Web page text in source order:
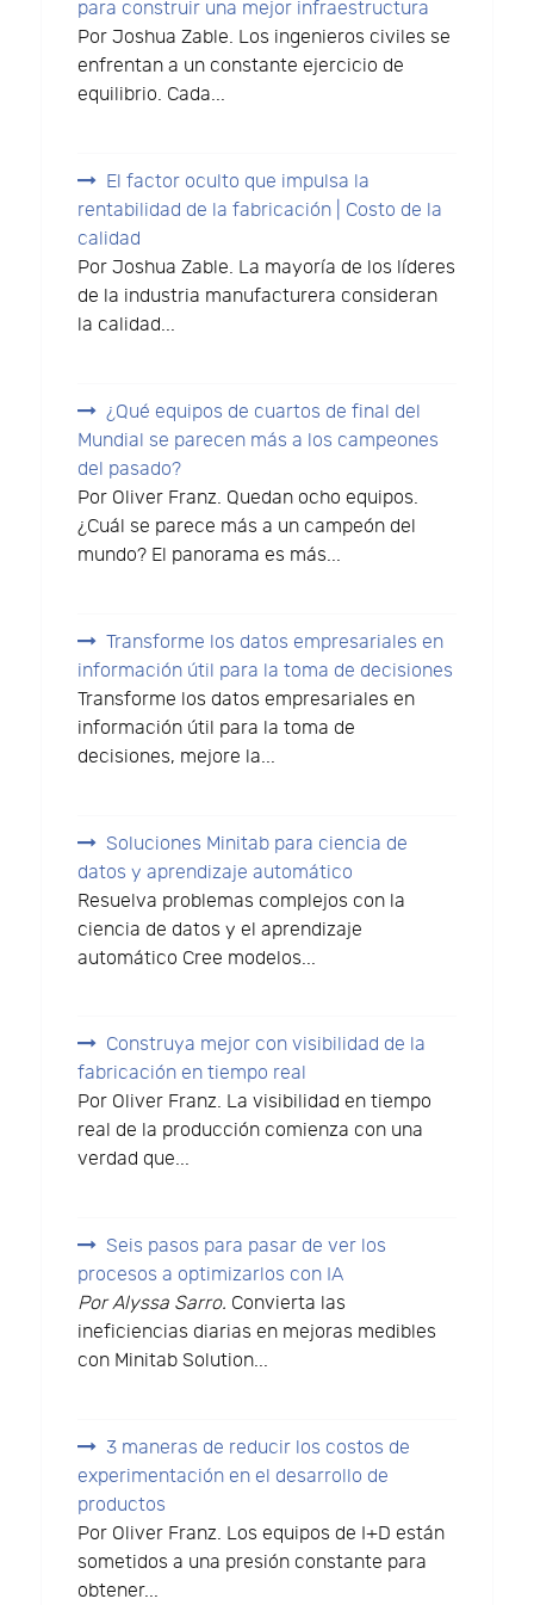
para construir una mejor infraestructura
Por Joshua Zable. Los ingenieros civiles se
enfrentan a un constante ejercicio de
equilibrio. Cada...
El factor oculto que impulsa la
rentabilidad de la fabricación | Costo de la
calidad
Por Joshua Zable. La mayoría de los líderes
de la industria manufacturera consideran
la calidad...
¿Qué equipos de cuartos de final del
Mundial se parecen más a los campeones
del pasado?
Por Oliver Franz. Quedan ocho equipos.
¿Cuál se parece más a un campeón del
mundo? El panorama es más...
Transforme los datos empresariales en
información útil para la toma de decisiones
Transforme los datos empresariales en
información útil para la toma de
decisiones, mejore la...
Soluciones Minitab para ciencia de
datos y aprendizaje automático
Resuelva problemas complejos con la
ciencia de datos y el aprendizaje
automático Cree modelos...
Construya mejor con visibilidad de la
fabricación en tiempo real
Por Oliver Franz. La visibilidad en tiempo
real de la producción comienza con una
verdad que...
Seis pasos para pasar de ver los
procesos a optimizarlos con IA
Por Alyssa Sarro. Convierta las
ineficiencias diarias en mejoras medibles
con Minitab Solution...
3 maneras de reducir los costos de
experimentación en el desarrollo de
productos
Por Oliver Franz. Los equipos de I+D están
sometidos a una presión constante para
obtener...